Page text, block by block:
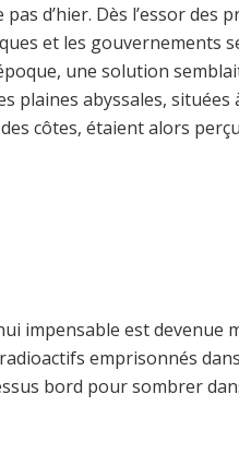
d’hier. Dès l’essor des
et les gouvernements
une solution
plaines abyssales, situées
côtes, étaient alors
impensable est devenue
emprisonnés
bord pour sombrer